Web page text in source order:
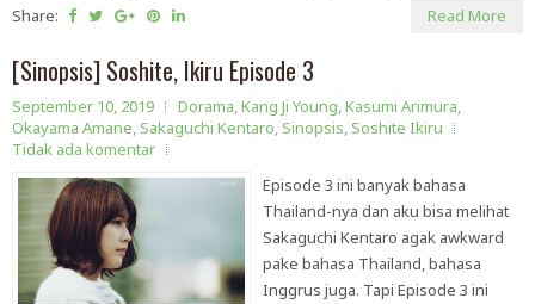
Share:
Read More
[Sinopsis] Soshite, Ikiru Episode 3
September 10, 2019 Dorama,Kang Ji Young,Kasumi Arimura,
Okayama Amane, Sakaguchi Kentaro, Sinopsis, Soshite Ikiru
Tidak ada komentar
Episode 3 ini banyak bahasa
Thailand-nya dan aku bisa melihat
Sakaguchi Kentaro agak awkward
pake bahasa Thailand, bahasa
Inggrus juga. Tapi Episode 3 ini